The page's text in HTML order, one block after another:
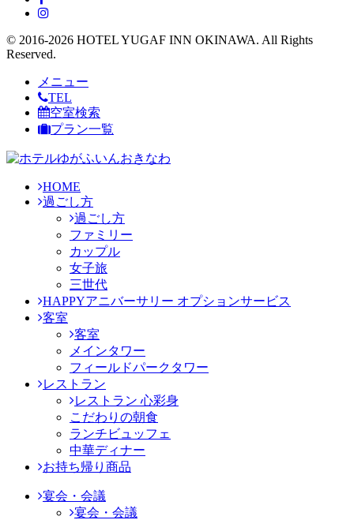
© 2016-2026 HOTEL YUGAF INN OKINAWA. All Rights
Reserved.
メニュー
TEL
空室検索
プラン一覧
HOME
過ごし方
過ごし方
ファミリー
カップル
女子旅
三世代
HAPPYアニバーサリー オプションサービス
客室
客室
メインタワー
フィールドパークタワー
レストラン
レストラン 心彩身
こだわりの朝食
ランチビュッフェ
中華ディナー
お持ち帰り商品
宴会・会議
宴会・会議